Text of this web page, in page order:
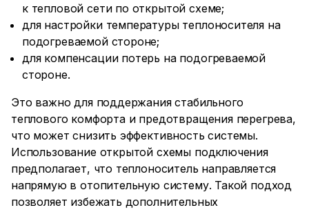
к тепловой сети по открытой схеме;
для настройки температуры теплоносителя на
подогреваемой стороне;
для компенсации потерь на подогреваемой
стороне.
Это важно для поддержания стабильного
теплового комфорта и предотвращения перегрева,
что может снизить эффективность системы.
Использование открытой схемы подключения
предполагает, что теплоноситель направляется
напрямую в отопительную систему. Такой подход
позволяет избежать дополнительных